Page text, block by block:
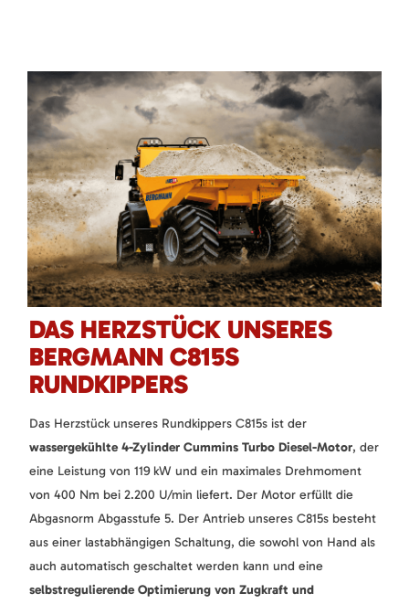
DAS HERZSTÜCK UNSERES
BERGMANN C815S
RUNDKIPPERS
Das Herzstück unseres Rundkippers C815s ist der
wassergekühlte 4-Zylinder Cummins Turbo Diesel-Motor, der
eine Leistung von 119 kW und ein maximales Drehmoment
von 400 Nm bei 2.200 U/min liefert. Der Motor erfüllt die
Abgasnorm Abgasstufe 5. Der Antrieb unseres C815s besteht
aus einer lastabhängigen Schaltung, die sowohl von Hand als
auch automatisch geschaltet werden kann und eine
selbstregulierende Optimierung von Zugkraft und